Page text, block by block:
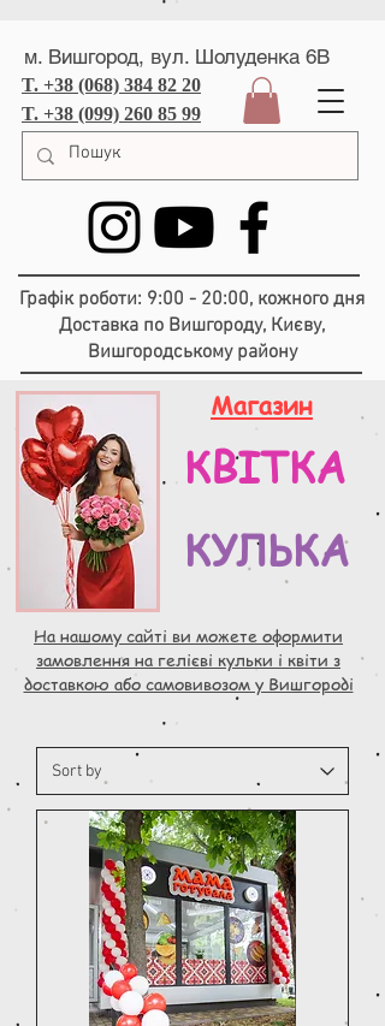
м. Вишгород, вул. Шолуденка 6В
T. +38 (068) 384 82 20
T. +38 (099) 260 85 99
Графік роботи: 9:00 - 20:00, кожного дня
Доставка по Вишгороду, Києву,
Вишгородському району
Магазин
КВІТКА
КУЛЬКА
На нашому сайті ви можете оформити
замовлення на гелієві кульки і квіти з
доставкою або самовивозом у Вишгороді